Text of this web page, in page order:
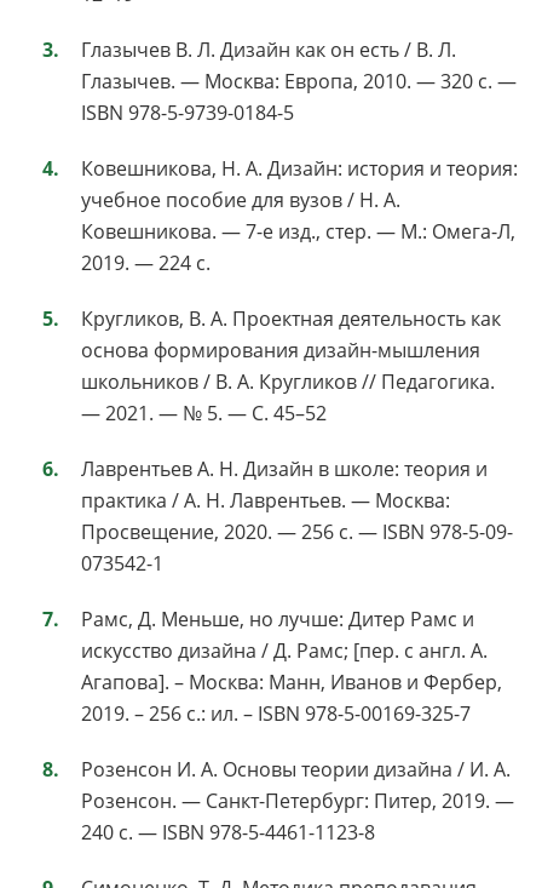
Глазычев В. Л. Дизайн как он есть / В. Л.
Глазычев. — Москва: Европа, 2010. — 320 с. —
ISBN 978-5-9739-0184-5
Ковешникова, Н. А. Дизайн: история и теория:
учебное пособие для вузов / Н. А.
Ковешникова. — 7-е изд., стер. — М.: Омега-Л,
2019. — 224 с.
Кругликов, В. А. Проектная деятельность как
основа формирования дизайн-мышления
школьников / В. А. Кругликов // Педагогика.
— 2021. — № 5. — С. 45–52
Лаврентьев А. Н. Дизайн в школе: теория и
практика / А. Н. Лаврентьев. — Москва:
Просвещение, 2020. — 256 с. — ISBN 978-5-09-
073542-1
Рамс, Д. Меньше, но лучше: Дитер Рамс и
искусство дизайна / Д. Рамс; [пер. с англ. А.
Агапова]. – Москва: Манн, Иванов и Фербер,
2019. – 256 с.: ил. – ISBN 978-5-00169-325-7
Розенсон И. А. Основы теории дизайна / И. А.
Розенсон. — Санкт-Петербург: Питер, 2019. —
240 с. — ISBN 978-5-4461-1123-8